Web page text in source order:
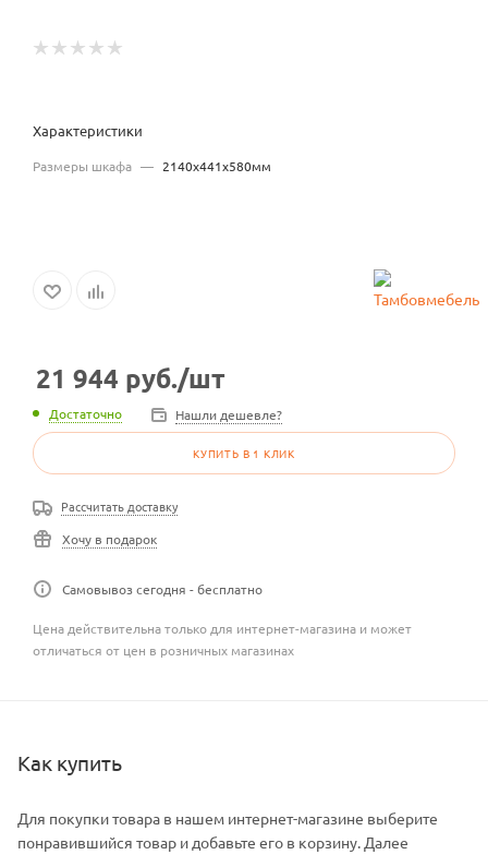
Характеристики
Размеры шкафа — 2140x441x580мм
21 944 руб./шт
Достаточно Нашли дешевле?
КУПИТЬ В 1 КЛИК
Рассчитать доставку
Хочу в подарок
Самовывоз сегодня - бесплатно
Цена действительна только для интернет-магазина и может
отличаться от цен в розничных магазинах
Как купить
Для покупки товара в нашем интернет-магазине выберите
понравившийся товар и добавьте его в корзину. Далее